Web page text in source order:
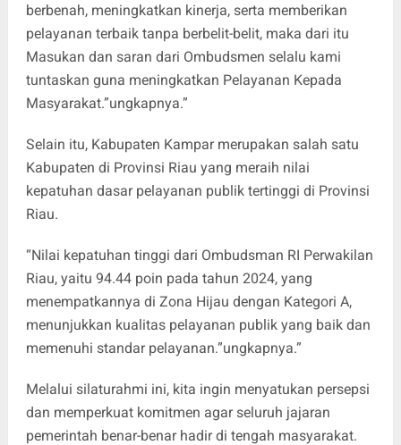
berbenah, meningkatkan kinerja, serta memberikan
pelayanan terbaik tanpa berbelit-belit, maka dari itu
Masukan dan saran dari Ombudsmen selalu kami
tuntaskan guna meningkatkan Pelayanan Kepada
Masyarakat.”ungkapnya.”
Selain itu, Kabupaten Kampar merupakan salah satu
Kabupaten di Provinsi Riau yang meraih nilai
kepatuhan dasar pelayanan publik tertinggi di Provinsi
Riau.
“Nilai kepatuhan tinggi dari Ombudsman RI Perwakilan
Riau, yaitu 94.44 poin pada tahun 2024, yang
menempatkannya di Zona Hijau dengan Kategori A,
menunjukkan kualitas pelayanan publik yang baik dan
memenuhi standar pelayanan.”ungkapnya.”
Melalui silaturahmi ini, kita ingin menyatukan persepsi
dan memperkuat komitmen agar seluruh jajaran
pemerintah benar-benar hadir di tengah masyarakat.